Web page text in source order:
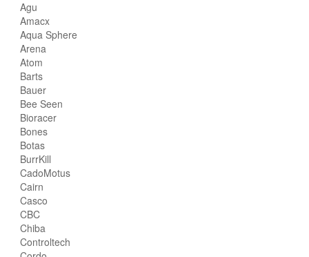
Agu
Amacx
Aqua Sphere
Arena
Atom
Barts
Bauer
Bee Seen
Bioracer
Bones
Botas
BurrKill
CadoMotus
Cairn
Casco
CBC
Chiba
Controltech